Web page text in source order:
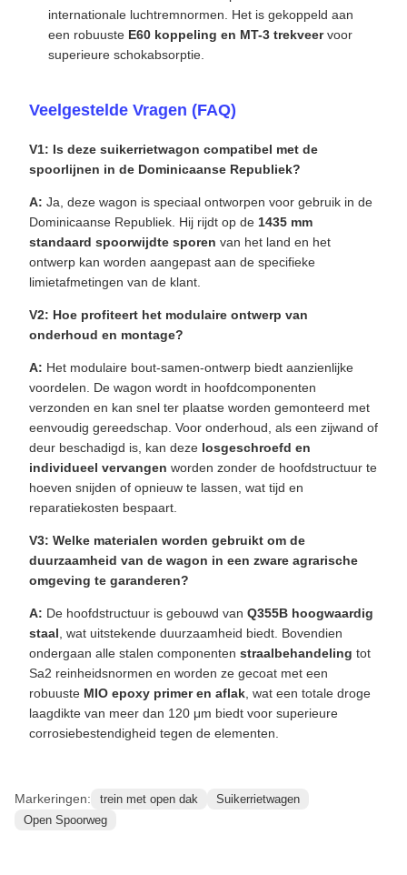
internationale luchtremnormen. Het is gekoppeld aan
een robuuste E60 koppeling en MT-3 trekveervoor
superieure schokabsorptie.
Veelgestelde Vragen (FAQ)
V1: Is deze suikerrietwagon compatibel met de
spoorlijnen in de Dominicaanse Republiek?
A: Ja, deze wagon is speciaal ontworpen voor gebruik in de
Dominicaanse Republiek. Hij rijdt op de 1435 mm
standaard spoorwijdte sporen van het land en het
ontwerp kan worden aangepast aan de specifieke
limietafmetingen van de klant.
V2: Hoe profiteert het modulaire ontwerp van
onderhoud en montage?
A: Het modulaire bout-samen-ontwerp biedt aanzienlijke
voordelen. De wagon wordt in hoofdcomponenten
verzonden en kan snel ter plaatse worden gemonteerd met
eenvoudig gereedschap. Voor onderhoud, als een zijwand of
deur beschadigd is, kan deze losgeschroefd en
individueel vervangen worden zonder de hoofdstructuur te
hoeven snijden of opnieuw te lassen, wat tijd en
reparatiekosten bespaart.
V3: Welke materialen worden gebruikt om de
duurzaamheid van de wagon in een zware agrarische
omgeving te garanderen?
A: De hoofdstructuur is gebouwd van Q355B hoogwaardig
staal , wat uitstekende duurzaamheid biedt. Bovendien
ondergaan alle stalen componenten straalbehandeling tot
Sa2 reinheidsnormen en worden ze gecoat met een
robuuste MIO epoxy primer en aflak , wat een totale droge
laagdikte van meer dan 120 μm biedt voor superieure
corrosiebestendigheid tegen de elementen.
Markeringen: trein met open dak
Suikerrietwagen
Open Spoorweg